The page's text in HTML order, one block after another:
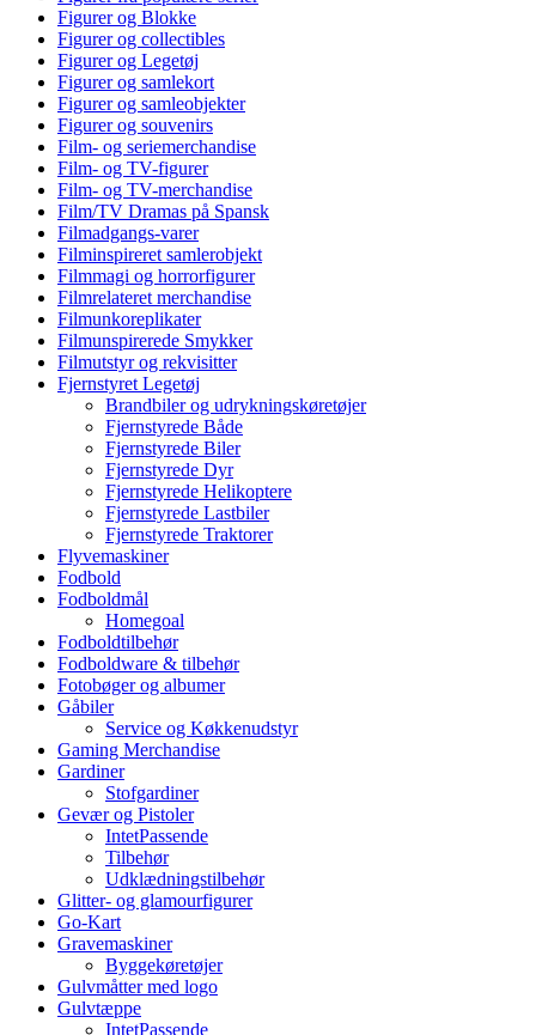
Figurer og Blokke
Figurer og collectibles
Figurer og Legetøj
Figurer og samlekort
Figurer og samleobjekter
Figurer og souvenirs
Film- og seriemerchandise
Film- og TV-figurer
Film- og TV-merchandise
Film/TV Dramas på Spansk
Filmadgangs-varer
Filminspireret samlerobjekt
Filmmagi og horrorfigurer
Filmrelateret merchandise
Filmunkoreplikater
Filmunspirerede Smykker
Filmutstyr og rekvisitter
Fjernstyret Legetøj
Brandbiler og udrykningskøretøjer
Fjernstyrede Både
Fjernstyrede Biler
Fjernstyrede Dyr
Fjernstyrede Helikoptere
Fjernstyrede Lastbiler
Fjernstyrede Traktorer
Flyvemaskiner
Fodbold
Fodboldmål
Homegoal
Fodboldtilbehør
Fodboldware & tilbehør
Fotobøger og albumer
Gåbiler
Service og Køkkenudstyr
Gaming Merchandise
Gardiner
Stofgardiner
Gevær og Pistoler
IntetPassende
Tilbehør
Udklædningstilbehør
Glitter- og glamourfigurer
Go-Kart
Gravemaskiner
Byggekøretøjer
Gulvmåtter med logo
Gulvtæppe
IntetPassende